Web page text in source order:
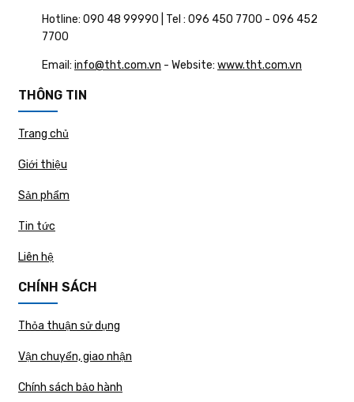
Hotline: 090 48 99990 | Tel : 096 450 7700 - 096 452
7700
Email: info@tht.com.vn - Website: www.tht.com.vn
THÔNG TIN
Trang chủ
Giới thiệu
Sản phẩm
Tin tức
Liên hệ
CHÍNH SÁCH
Thỏa thuận sử dụng
Vận chuyển, giao nhận
Chính sách bảo hành